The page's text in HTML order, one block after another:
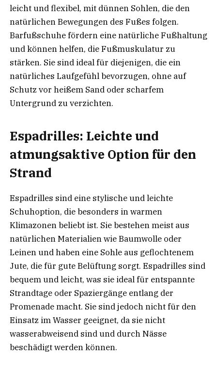
leicht und flexibel, mit dünnen Sohlen, die den
natürlichen Bewegungen des Fußes folgen.
Barfußschuhe fördern eine natürliche Fußhaltung
und können helfen, die Fußmuskulatur zu
stärken. Sie sind ideal für diejenigen, die ein
natürliches Laufgefühl bevorzugen, ohne auf
Schutz vor heißem Sand oder scharfem
Untergrund zu verzichten.
Espadrilles: Leichte und
atmungsaktive Option für den
Strand
Espadrilles sind eine stylische und leichte
Schuhoption, die besonders in warmen
Klimazonen beliebt ist. Sie bestehen meist aus
natürlichen Materialien wie Baumwolle oder
Leinen und haben eine Sohle aus geflochtenem
Jute, die für gute Belüftung sorgt. Espadrilles sind
bequem und leicht, was sie ideal für entspannte
Strandtage oder Spaziergänge entlang der
Promenade macht. Sie sind jedoch nicht für den
Einsatz im Wasser geeignet, da sie nicht
wasserabweisend sind und durch Nässe
beschädigt werden können.